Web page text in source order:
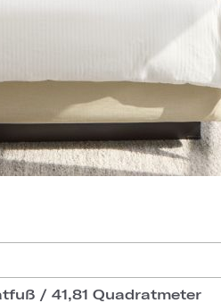
/ 41,81 Quadratmeter